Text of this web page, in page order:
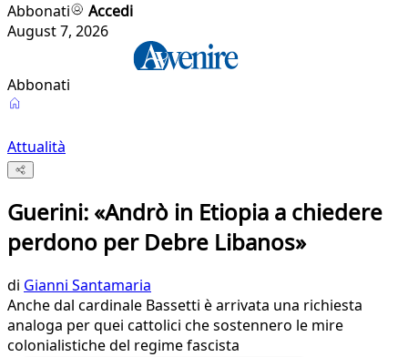
Abbonati
Accedi
August 7, 2026
Abbonati
Attualità
Guerini: «Andrò in Etiopia a chiedere
perdono per Debre Libanos»
di Gianni Santamaria
Anche dal cardinale Bassetti è arrivata una richiesta
analoga per quei cattolici che sostennero le mire
colonialistiche del regime fascista